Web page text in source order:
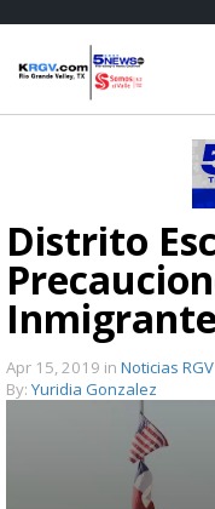
Distrito
Apr 15, 2019 in Noticias RGV
By: Yuridia Gonzalez